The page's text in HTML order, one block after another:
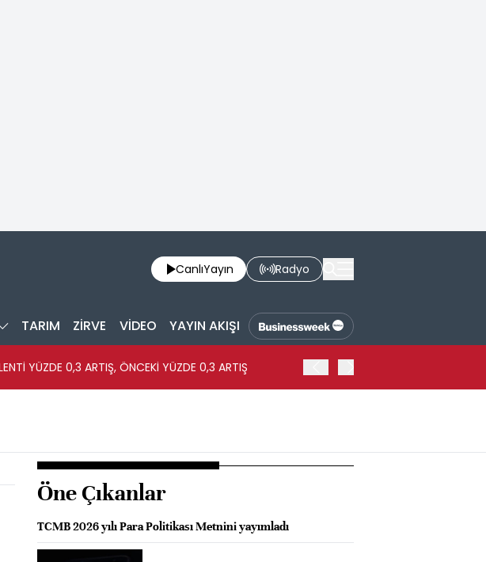
CanlıYayın Radyo
TARIM ZİRVE VİDEO YAYIN AKIŞI
YÜZDE 0,3 ARTIŞ, ÖNCEKİ YÜZDE 0,3 ARTIŞ
Öne Çıkanlar
TCMB 2026 yılı Para Politikası Metnini yayımladı